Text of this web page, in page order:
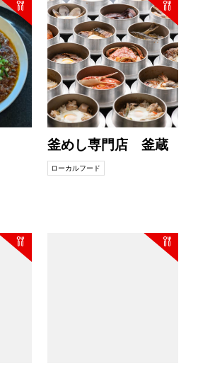
釜めし専門店 釜蔵
ローカルフード